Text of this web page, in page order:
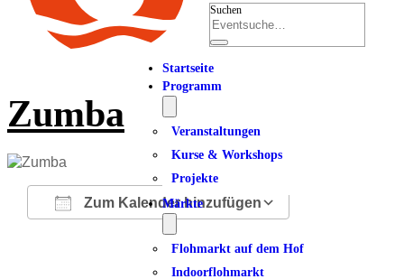
Suchen
Startseite
Programm
Veranstaltungen
Kurse & Workshops
Projekte
Märkte
Flohmarkt auf dem Hof
Indoorflohmarkt
Zumba
Zum Kalender hinzufügen
ICS herunterladen
Google Kalender
iCalendarOffice 365Outlook Live